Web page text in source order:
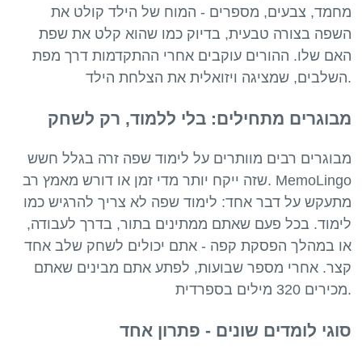
מחמד, צבעים, מספרים - המוח של הילד קולט את
השפה בצורה טבעית, בדיוק כמו שהוא קלט את שפת
האם שלו. ההורים עוקבים אחרי ההתקדמות דרך מפת
מבוגרים מתחילים: בלי ללמוד, רק לשחק
מבוגרים רבים מוותרים על לימוד שפה זרה בגלל חשש
שזה ייקח יותר מדי זמן או דורש מאמץ רב. MemoLingo
מתעקש על דבר אחד: לימוד שפה לא צריך להרגיש כמו
לימוד. בכל פעם שאתם ממתינים בתור, בדרך לעבודה,
או במהלך הפסקת קפה - אתם יכולים לשחק שלב אחד
קצר. אחרי מספר שבועות, לפתע אתם מבינים שאתם
סוגי לומדים שונים - פתרון אחד